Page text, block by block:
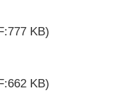
KB)
KB)